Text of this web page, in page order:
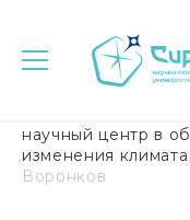
научный центр в
изменения климата
Воронков